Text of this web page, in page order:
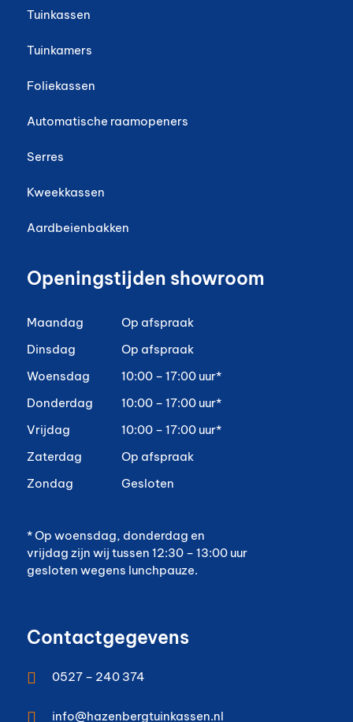
Tuinkassen
Tuinkamers
Foliekassen
Automatische raamopeners
Serres
Kweekkassen
Aardbeienbakken
Openingstijden showroom
Maandag
Op afspraak
Dinsdag
Op afspraak
Woensdag
10:00 – 17:00 uur*
Donderdag
10:00 – 17:00 uur*
Vrijdag
10:00 – 17:00 uur*
Zaterdag
Op afspraak
Zondag
Gesloten
* Op woensdag, donderdag en
vrijdag zijn wij tussen 12:30 – 13:00 uur
gesloten wegens lunchpauze.
Contactgegevens
 0527 – 240 374
 info@hazenbergtuinkassen.nl